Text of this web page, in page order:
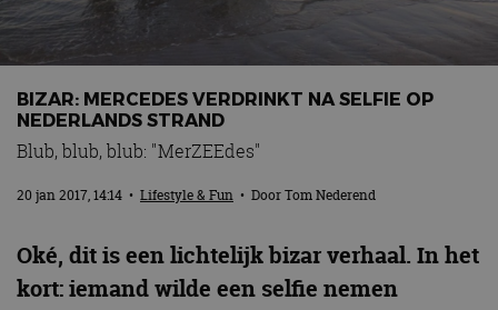
Adverteren
Contact
MotorRAI.nl
BIZAR: MERCEDES VERDRINKT NA SELFIE OP
NEDERLANDS STRAND
Blub, blub, blub: "MerZEEdes"
20 jan 2017, 14:14 • Lifestyle & Fun • DoorTom Nederend
Oké, dit is een lichtelijk bizar verhaal. In het
kort: iemand wilde een selfie nemen